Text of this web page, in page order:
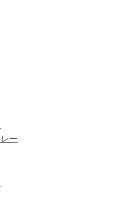
ー